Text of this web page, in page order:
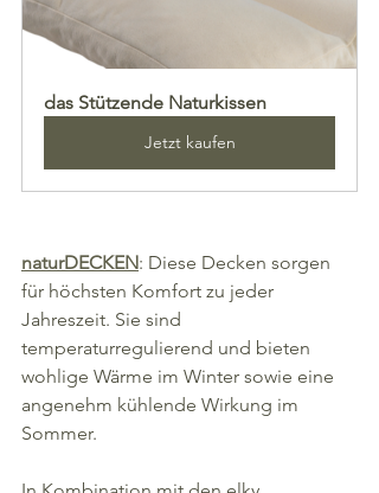
das Stützende Naturkissen
Jetzt kaufen
naturDECKEN: Diese Decken sorgen
für höchsten Komfort zu jeder
Jahreszeit. Sie sind
temperaturregulierend und bieten
wohlige Wärme im Winter sowie eine
angenehm kühlende Wirkung im
Sommer.